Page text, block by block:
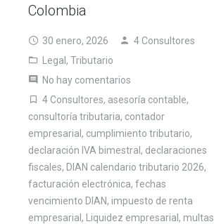
CONTACTO
Colombia
30 enero, 2026
4 Consultores
Legal , Tributario
No hay comentarios
4 Consultores, asesoría contable,
consultoría tributaria, contador
empresarial , cumplimiento tributario,
declaración IVA bimestral , declaraciones
fiscales, DIAN calendario tributario 2026,
facturación electrónica, fechas
vencimiento DIAN, impuesto de renta
empresarial , Liquidez empresarial , multas